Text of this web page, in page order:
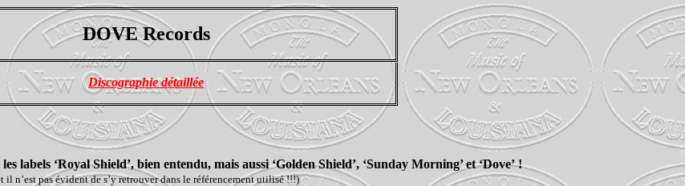
DOVE Records
Discographie détaillée
labels ‘Royal Shield’, bien entendu, mais aussi ‘Golden Shield’, ‘Sunday Morning’ et ‘Dove’ !
il n’est pas évident de s’y retrouver dans le référencement utilisé !!!)